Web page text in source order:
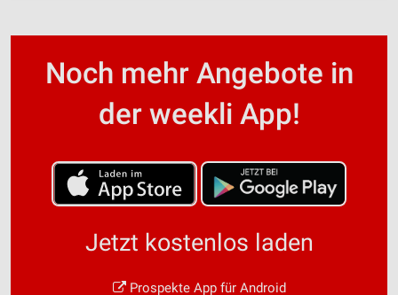
Noch mehr Angebote in
der weekli App!
Jetzt kostenlos laden
Prospekte App für Android